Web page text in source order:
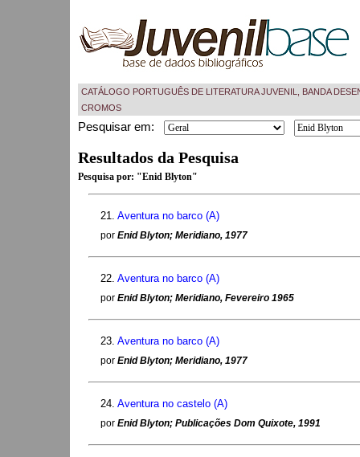
CATÁLOGO PORTUGUÊS DE LITERATURA JUVENIL, BANDA
CROMOS
Pesquisar em:
Resultados da Pesquisa
Pesquisa por: "Enid Blyton"
21. Aventura no barco (A)
por Enid Blyton; Meridiano, 1977
22. Aventura no barco (A)
por Enid Blyton; Meridiano, Fevereiro 1965
23. Aventura no barco (A)
por Enid Blyton; Meridiano, 1977
24. Aventura no castelo (A)
por Enid Blyton; Publicações Dom Quixote, 1991